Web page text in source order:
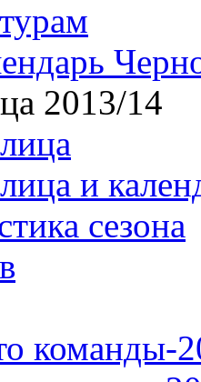
2013/14
и
сезона
команды-